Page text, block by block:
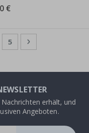
€
Seite
Seite
5 Seite
Weiter
erhält, und
Angeboten.